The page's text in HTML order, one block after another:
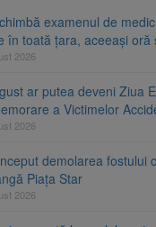
examenul de
în toată țara, aceeași oră
2026
ar putea deveni Ziua
a Victimelor
2026
demolarea fostului
Piața Star
2026